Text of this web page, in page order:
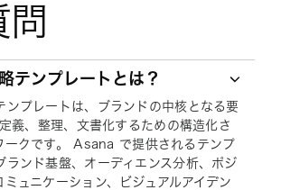
問
テンプレートとは？
ンプレートは、ブランドの中核となる要
義、整理、文書化するための構造化さ
ークです。 Asana で提供されるテンプ
ランド基盤、オーディエンス分析、ポジ
ミュニケーション、ビジュアルアイデン